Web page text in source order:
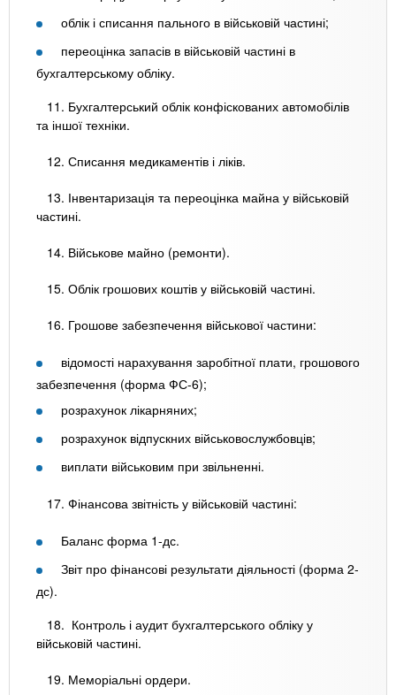
облік і списання пального в військовій частині;
переоцінка запасів в військовій частині в
бухгалтерському обліку.
11. Бухгалтерський облік конфіскованих автомобілів
та іншої техніки.
12. Списання медикаментів і ліків.
13. Інвентаризація та переоцінка майна у військовій
частині.
14. Військове майно (ремонти).
15. Облік грошових коштів у військовій частині.
16. Грошове забезпечення військової частини:
відомості нарахування заробітної плати, грошового
забезпечення (форма ФС-6);
розрахунок лікарняних;
розрахунок відпускних військовослужбовців;
виплати військовим при звільненні.
17. Фінансова звітність у військовій частині:
Баланс форма 1-дс.
Звіт про фінансові результати діяльності (форма 2-
дс).
18. Контроль і аудит бухгалтерського обліку у
військовій частині.
19. Меморіальні ордери.